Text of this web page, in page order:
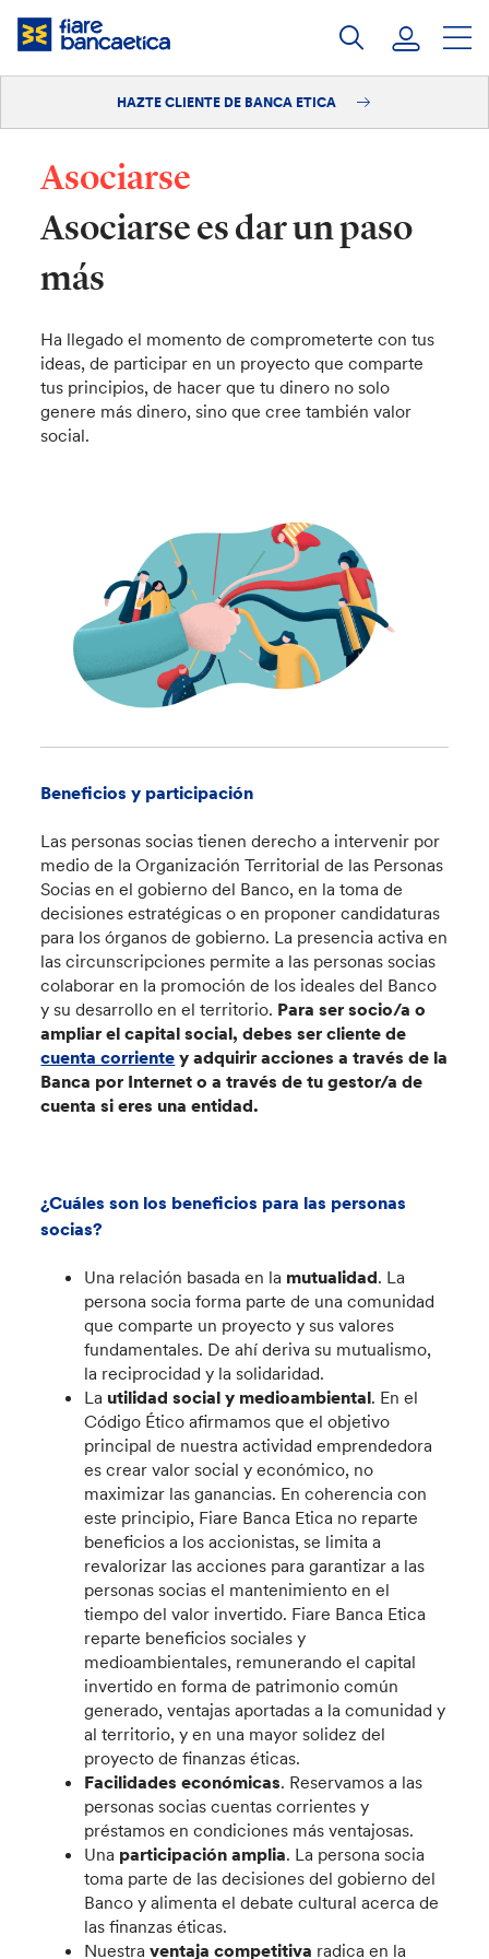
Saltar
Hazte cliente
HAZTE CLIENTE DE BANCA ETICA
Asociarse
Asociarse es dar un paso
más
Ha llegado el momento de comprometerte con tus
ideas, de participar en un proyecto que comparte
tus principios, de hacer que tu dinero no solo
genere más dinero, sino que cree también valor
social.
Beneficios y participación
Las personas socias tienen derecho a intervenir por
medio de la Organización Territorial de las Personas
Socias en el gobierno del Banco, en la toma de
decisiones estratégicas o en proponer candidaturas
para los órganos de gobierno. La presencia activa en
las circunscripciones permite a las personas socias
colaborar en la promoción de los ideales del Banco
y su desarrollo en el territorio. Para ser socio/a o
ampliar el capital social, debes ser cliente de
cuenta corriente y adquirir acciones a través de la
Banca por Internet o a través de tu gestor/a de
cuenta si eres una entidad.
¿Cuáles son los beneficios para las personas
socias?
Una relación basada en la mutualidad. La
persona socia forma parte de una comunidad
que comparte un proyecto y sus valores
fundamentales. De ahí deriva su mutualismo,
la reciprocidad y la solidaridad.
La utilidad social y medioambiental. En el
Código Ético afirmamos que el objetivo
principal de nuestra actividad emprendedora
es crear valor social y económico, no
maximizar las ganancias. En coherencia con
este principio, Fiare Banca Etica no reparte
beneficios a los accionistas, se limita a
revalorizar las acciones para garantizar a las
personas socias el mantenimiento en el
tiempo del valor invertido. Fiare Banca Etica
reparte beneficios sociales y
medioambientales, remunerando el capital
invertido en forma de patrimonio común
generado, ventajas aportadas a la comunidad y
al territorio, y en una mayor solidez del
proyecto de finanzas éticas.
Facilidades económicas. Reservamos a las
personas socias cuentas corrientes y
préstamos en condiciones más ventajosas.
Una participación amplia. La persona socia
toma parte de las decisiones del gobierno del
Banco y alimenta el debate cultural acerca de
las finanzas éticas.
Nuestraventaja competitiva radica en la